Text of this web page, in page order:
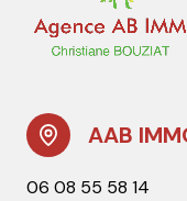
agence
AAB
06 08 55 58 14